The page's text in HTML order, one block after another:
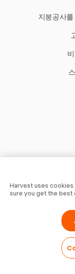
지붕공사
당신의 시
습니다
Harvest로 시간을
결제를 받는
Harvest uses
sure you get the best